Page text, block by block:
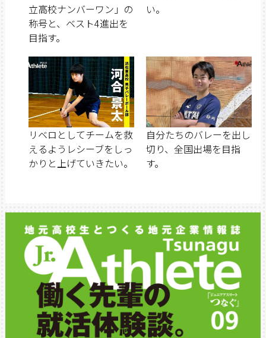
立高校ナンバーワン」の
称号と、ベスト4進出を
目指す。
い。
リベロとしてチームを救
えるようレシーブをしっ
かりと上げていきたい。
自分たちのバレーを出し
切り、全国出場を目指
す。